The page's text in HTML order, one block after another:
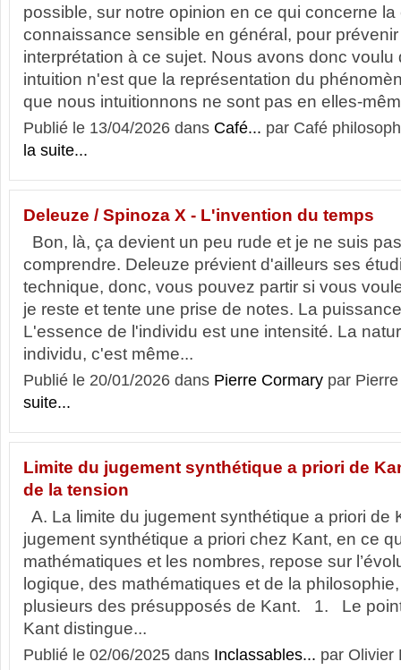
possible, sur notre opinion en ce qui concerne
connaissance sensible en général, pour
interprétation à ce sujet. Nous avons donc voulu
intuition n'est que la représentation du
que nous intuitionnons ne sont pas en elles-
Publié le 13/04/2026 dans Café... par Café
la suite...
Deleuze / Spinoza X - L'invention du temps
Bon, là, ça devient un peu rude et je ne suis
comprendre. Deleuze prévient d'ailleurs ses
technique, donc, vous pouvez partir si vous
je reste et tente une prise de notes. La
L'essence de l'individu est une intensité. La
individu, c'est même...
Publié le 20/01/2026 dans Pierre Cormary par
suite...
Limite du jugement synthétique a priori de
de la tension
A. La limite du jugement synthétique a priori
jugement synthétique a priori chez Kant, en ce
mathématiques et les nombres, repose sur
logique, des mathématiques et de la
plusieurs des présupposés de Kant. 1. Le
Kant distingue...
Publié le 02/06/2025 dans Inclassables... par